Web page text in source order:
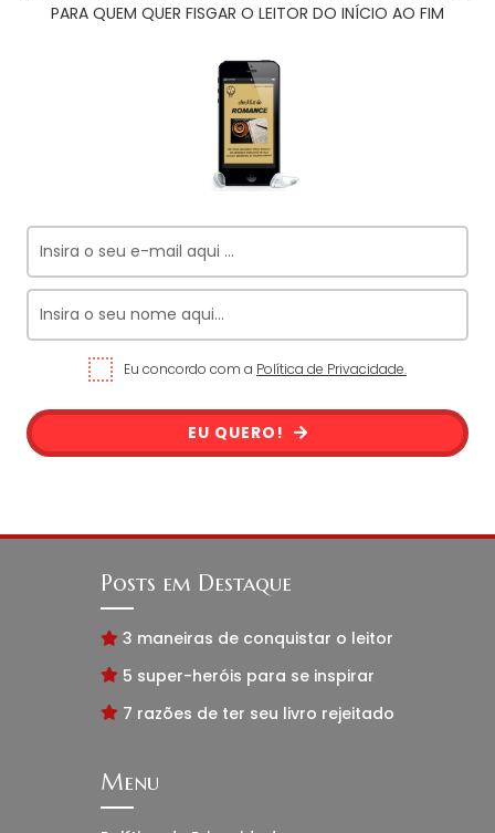
PARA QUEM QUER FISGAR O LEITOR DO INÍCIO AO FIM
Eu concordo com a Política de Privacidade.
EU QUERO!
Posts em Destaque
3 maneiras de conquistar o leitor
5 super-heróis para se inspirar
7 razões de ter seu livro rejeitado
Menu